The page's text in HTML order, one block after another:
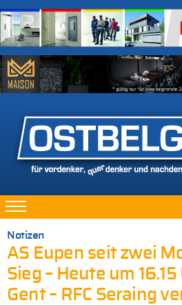
Notizen
AS Eupen seit zwei
Sieg – Heute um
Gent – RFC Seraing